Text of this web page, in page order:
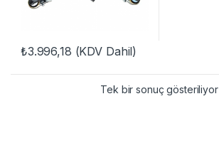
₺3.996,18 (KDV Dahil)
Tek bir sonuç gösteriliyor